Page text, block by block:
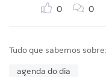
0 0
Tudo que sabemos sobre:
agenda do dia